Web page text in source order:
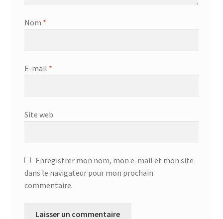
Nom *
E-mail *
Site web
Enregistrer mon nom, mon e-mail et mon site
dans le navigateur pour mon prochain
commentaire.